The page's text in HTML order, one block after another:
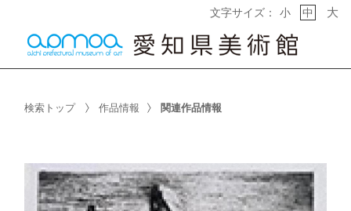
文字サイズ： 小 中 大
検索トップ 作品情報 関連作品情報